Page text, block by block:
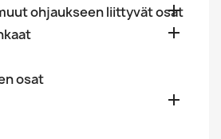
ohjaukseen liittyvät osat


osat
